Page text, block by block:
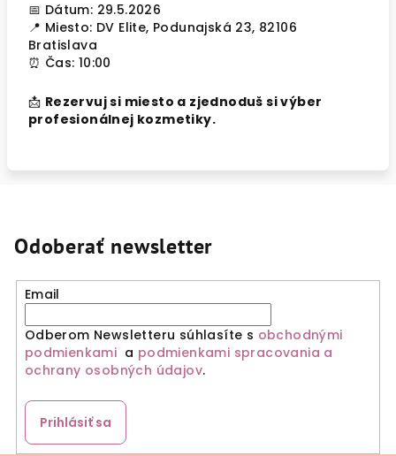
📅 Dátum: 29.5.2026
📍 Miesto: DV Elite, Podunajská 23, 82106
Bratislava
⏰ Čas: 10:00
📩 Rezervuj si miesto a zjednoduš si výber
profesionálnej kozmetiky.
Odoberať newsletter
Email
Odberom Newsletteru súhlasíte s obchodnými
podmienkami a podmienkami spracovania a
ochrany osobných údajov.
Prihlásiť sa